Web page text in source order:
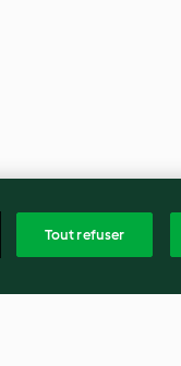
Tout refuser